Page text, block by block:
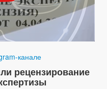
канале
рецензирование